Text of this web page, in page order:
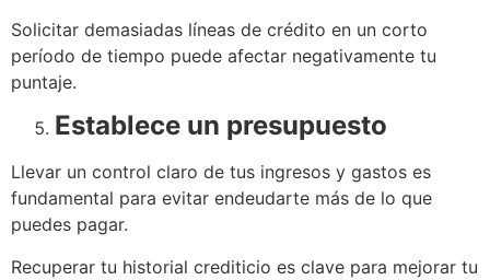
Solicitar demasiadas líneas de crédito en un corto
período de tiempo puede afectar negativamente tu
puntaje.
Establece un presupuesto
Llevar un control claro de tus ingresos y gastos es
fundamental para evitar endeudarte más de lo que
puedes pagar.
Recuperar tu historial crediticio es clave para mejorar tu